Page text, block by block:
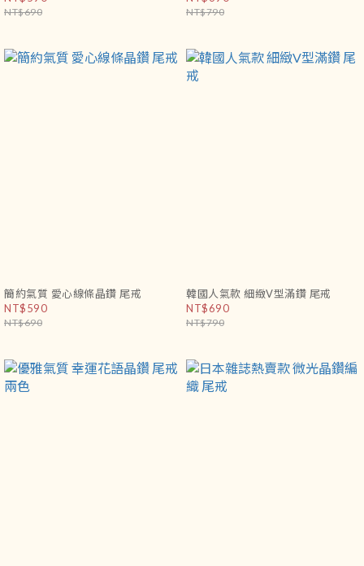
NT$690 NT$790
簡約氣質 愛心線條晶鑽 尾戒
NT$590
NT$690
韓國人氣款 細緻V型滿鑽 尾戒
NT$690
NT$790